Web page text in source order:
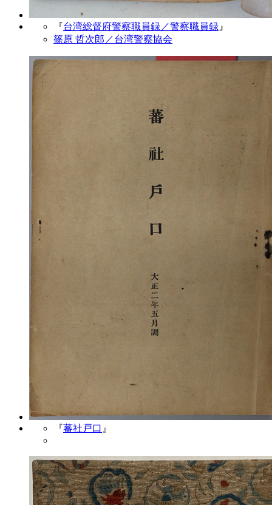
『台湾総督府警察職員録／警察職員録 』
篠原 哲次郎／台湾警察協会
『蕃社戸口 』